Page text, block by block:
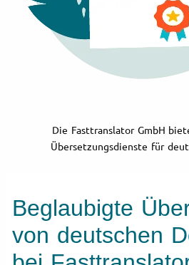
Die Fasttranslator GmbH
Übersetzungsdienste für
Beglaubigte
von deutschen